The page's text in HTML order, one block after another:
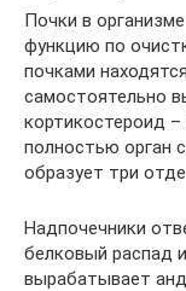
Почки в
функцию по
почками
самостоятельно
кортикостероид
полностью орган
образует три
Надпочечники
белковый распад
вырабатывает